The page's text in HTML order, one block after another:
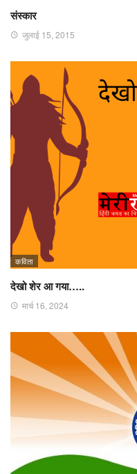
संस्कार
जुलाई 15, 2015
कविता
देखो शेर आ गया…..
मार्च 16, 2024